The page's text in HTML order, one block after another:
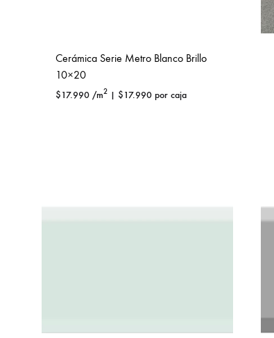
Cerámica Serie Metro Blanco Brillo
10×20
$17.990 /m2 | $17.990 por caja